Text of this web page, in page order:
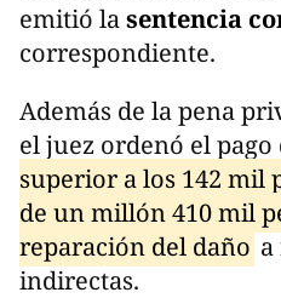
emitió lasentencia
correspondiente.
Además de la pena
el juez ordenó el pago
superior a los 142 mil
de un millón 410 mil
reparación del daño
indirectas.